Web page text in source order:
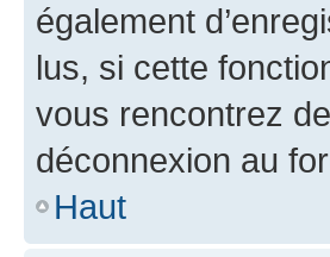
également
lus, si cette
vous rencontrez
déconnexion au
Haut